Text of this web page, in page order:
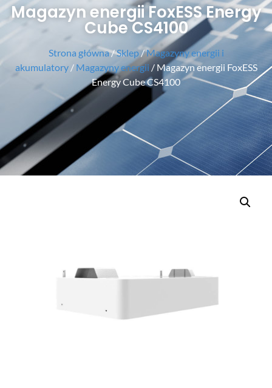
Magazyn energii FoxESS Energy
Cube CS4100
Strona główna/Sklep/Magazyny energii i
akumulatory/ Magazyny energii / Magazyn energii FoxESS
Energy Cube CS4100